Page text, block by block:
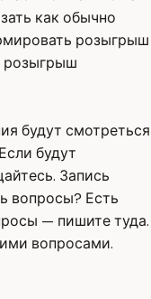
как обычно
розыгрыш
розыгрыш
будут смотреться
будут
Запись
вопросы? Есть
— пишите туда.
вопросами.